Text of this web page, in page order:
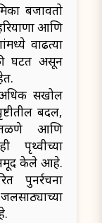
बजावतो
आणि
वाढत्या
घटत असून
अधिक सखोल
बदल,
आणि
पृथ्वीच्या
केले आहे.
पुनर्रचना